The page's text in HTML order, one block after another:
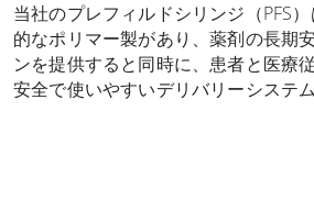
当社のプレフィルドシリンジ（PFS
的なポリマー製があり、薬剤の長期
ンを提供すると同時に、患者と医療
安全で使いやすいデリバリーシステ